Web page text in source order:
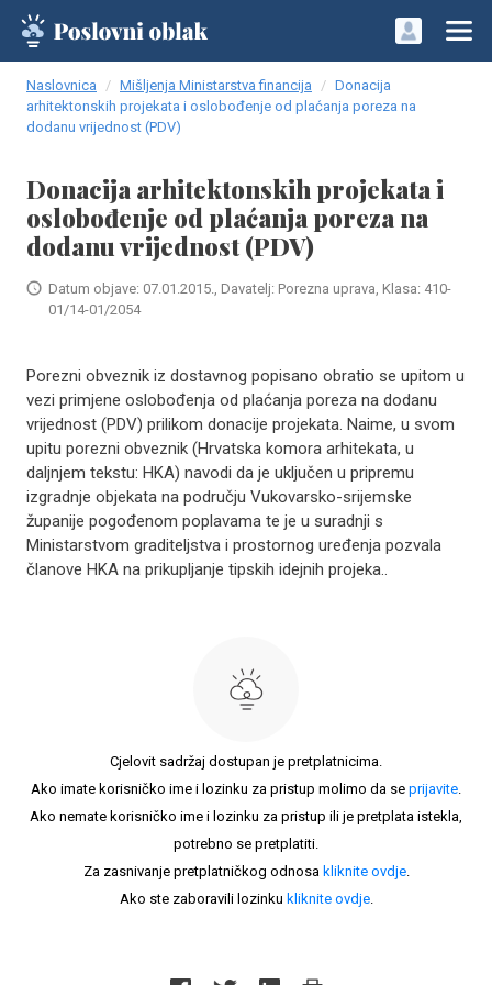
Naslovnica Mišljenja Ministarstva financija
Donacija
arhitektonskih projekata i oslobođenje od plaćanja poreza na
dodanu vrijednost (PDV)
Donacija arhitektonskih projekata i
oslobođenje od plaćanja poreza na
dodanu vrijednost (PDV)
Datum objave: 07.01.2015., Davatelj: Porezna uprava, Klasa: 410-
01/14-01/2054
Porezni obveznik iz dostavnog popisano obratio se upitom u
vezi primjene oslobođenja od plaćanja poreza na dodanu
vrijednost (PDV) prilikom donacije projekata. Naime, u svom
upitu porezni obveznik (Hrvatska komora arhitekata, u
daljnjem tekstu: HKA) navodi da je uključen u pripremu
izgradnje objekata na području Vukovarsko-srijemske
županije pogođenom poplavama te je u suradnji s
Ministarstvom graditeljstva i prostornog uređenja pozvala
članove HKA na prikupljanje tipskih idejnih projeka..
Cjelovit sadržaj dostupan je pretplatnicima.
Ako imate korisničko ime i lozinku za pristup molimo da se prijavite.
Ako nemate korisničko ime i lozinku za pristup ili je pretplata istekla,
potrebno se pretplatiti.
Za zasnivanje pretplatničkog odnosa kliknite ovdje.
Ako ste zaboravili lozinku kliknite ovdje.